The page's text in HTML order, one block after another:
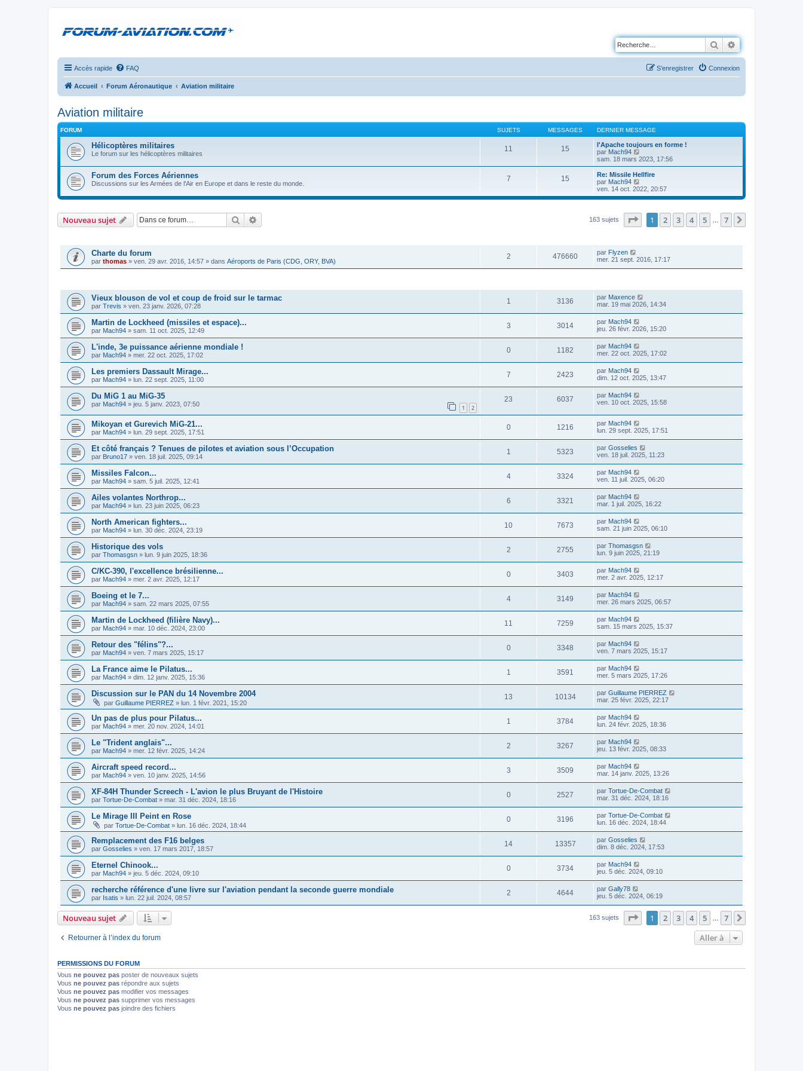
Rechercher
Accès rapide FAQ Connexion
S’enregistrer
Accueil Forum Aéronautique Aviation militaire
Aviation militaire
FORUM SUJETS MESSAGES DERNIER MESSAGE
Hélicoptères militaires
Le forum sur les hélicoptères militaires
11 15
l'Apache toujours en forme !
par Mach94
o
i
r
e
e
n
s
sam. 18 mars 2023, 17:56
Forum des Forces Aériennes
Discussions sur les Armées de l'Air en Europe et dans le reste du monde.
7 15
Re: Missile Hellfire
par Mach94
o
i
e
r
s
s
a
ven. 14 oct. 2022, 20:57
Nouveau sujet Rechercher 163 sujets Page sur7
1 2 3 4 5 7
Charte du forum
par thomas » ven. 29 avr. 2016, 14:57 » dans Aéroports de Paris (CDG, ORY, BVA)
2 476660 par Flyzen
mer. 21 sept. 2016, 17:17
Vieux blouson de vol et coup de froid sur le tarmac
par Trevis » ven. 23 janv. 2026, 07:28
1 3136 par Maxence
mar. 19 mai 2026, 14:34
Martin de Lockheed (missiles et espace)...
par Mach94 » sam. 11 oct. 2025, 12:49
3 3014 par Mach94
jeu. 26 févr. 2026, 15:20
L'inde, 3e puissance aérienne mondiale !
par Mach94 » mer. 22 oct. 2025, 17:02
0 1182 par Mach94
mer. 22 oct. 2025, 17:02
Les premiers Dassault Mirage...
par Mach94 » lun. 22 sept. 2025, 11:00
7 2423 par Mach94
dim. 12 oct. 2025, 13:47
Du MiG 1 au MiG-35
par Mach94 » jeu. 5 janv. 2023, 07:50 1 2
23 6037 par Mach94
ven. 10 oct. 2025, 15:58
Mikoyan et Gurevich MiG-21...
par Mach94 » lun. 29 sept. 2025, 17:51
0 1216 par Mach94
lun. 29 sept. 2025, 17:51
Et côté français ? Tenues de pilotes et aviation sous l’Occupation
par Bruno17 » ven. 18 juil. 2025, 09:14
1 5323 par Gosselies
ven. 18 juil. 2025, 11:23
Missiles Falcon...
par Mach94 » sam. 5 juil. 2025, 12:41
4 3324 par Mach94
ven. 11 juil. 2025, 06:20
Ailes volantes Northrop...
par Mach94 » lun. 23 juin 2025, 06:23
6 3321 par Mach94
mar. 1 juil. 2025, 16:22
North American fighters...
par Mach94 » lun. 30 déc. 2024, 23:19
10 7673 par Mach94
sam. 21 juin 2025, 06:10
Historique des vols
par Thomasgsn » lun. 9 juin 2025, 18:36
2 2755 par Thomasgsn
lun. 9 juin 2025, 21:19
C/KC-390, l'excellence brésilienne...
par Mach94 » mer. 2 avr. 2025, 12:17
0 3403 par Mach94
mer. 2 avr. 2025, 12:17
Boeing et le 7...
par Mach94 » sam. 22 mars 2025, 07:55
4 3149 par Mach94
mer. 26 mars 2025, 06:57
Martin de Lockheed (filière Navy)...
par Mach94 » mar. 10 déc. 2024, 23:00
11 7259 par Mach94
sam. 15 mars 2025, 15:37
Retour des "félins"?...
par Mach94 » ven. 7 mars 2025, 15:17
0 3348 par Mach94
ven. 7 mars 2025, 15:17
La France aime le Pilatus...
par Mach94 » dim. 12 janv. 2025, 15:36
1 3591 par Mach94
mer. 5 mars 2025, 17:26
Discussion sur le PAN du 14 Novembre 2004
par Guillaume PIERREZ » lun. 1 févr. 2021, 15:20
13 10134 par Guillaume PIERREZ
mar. 25 févr. 2025, 22:17
Un pas de plus pour Pilatus...
par Mach94 » mer. 20 nov. 2024, 14:01
1 3784 par Mach94
lun. 24 févr. 2025, 18:36
Le "Trident anglais"...
par Mach94 » mer. 12 févr. 2025, 14:24
2 3267 par Mach94
jeu. 13 févr. 2025, 08:33
Aircraft speed record...
par Mach94 » ven. 10 janv. 2025, 14:56
3 3509 par Mach94
mar. 14 janv. 2025, 13:26
XF-84H Thunder Screech - L'avion le plus Bruyant de l'Histoire
par Tortue-De-Combat » mar. 31 déc. 2024, 18:16
0 2527 par Tortue-De-Combat
mar. 31 déc. 2024, 18:16
Le Mirage III Peint en Rose
par Tortue-De-Combat » lun. 16 déc. 2024, 18:44
0 3196 par Tortue-De-Combat
lun. 16 déc. 2024, 18:44
Remplacement des F16 belges
par Gosselies » ven. 17 mars 2017, 18:57
14 13357 par Gosselies
dim. 8 déc. 2024, 17:53
Eternel Chinook...
par Mach94 » jeu. 5 déc. 2024, 09:10
0 3734 par Mach94
jeu. 5 déc. 2024, 09:10
recherche référence d'une livre sur l'aviation pendant la seconde guerre mondiale
par Isatis » lun. 22 juil. 2024, 08:57
2 4644 par Gally78
jeu. 5 déc. 2024, 06:19
Nouveau sujet 163 sujets Page sur7
1 2 3 4 5 7
Retourner à l’index du forum Aller à
PERMISSIONS DU FORUM
Vous ne pouvez pas poster de nouveaux sujets
Vous ne pouvez pas répondre aux sujets
Vous ne pouvez pas modifier vos messages
Vous ne pouvez pas supprimer vos messages
Vous ne pouvez pas joindre des fichiers